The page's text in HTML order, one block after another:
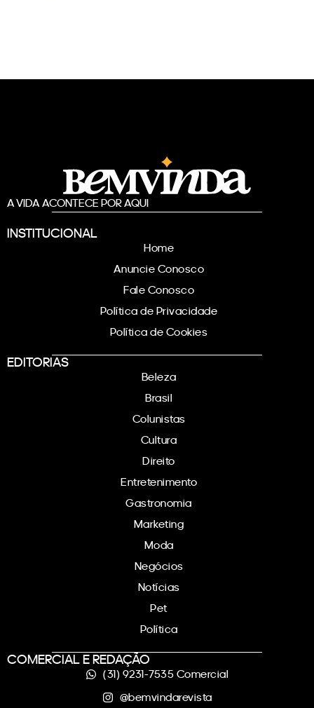
A VIDA ACONTECE POR AQUI
INSTITUCIONAL
Home
Anuncie Conosco
Fale Conosco
Política de Privacidade
Política de Cookies
EDITORIAS
Beleza
Brasil
Colunistas
Cultura
Direito
Entretenimento
Gastronomia
Marketing
Moda
Negócios
Notícias
Pet
Política
COMERCIAL E REDAÇÃO
(31) 9231-7535 Comercial
@bemvindarevista